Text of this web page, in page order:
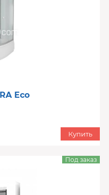
Eco
Купить
Под заказ